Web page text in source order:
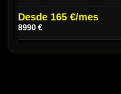
Desde 165 €/mes
8990 €